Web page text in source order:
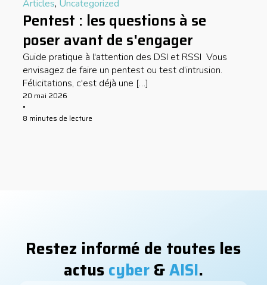
Articles, Uncategorized
Pentest : les questions à se
poser avant de s'engager
Guide pratique à l'attention des DSI et RSSI Vous
envisagez de faire un pentest ou test d’intrusion.
Félicitations, c'est déjà une […]
20 mai 2026
•
8 minutes de lecture
Restez informé de toutes les
actuscyber&AISI.